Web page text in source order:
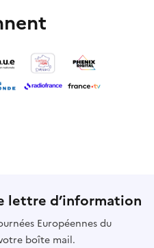
lettre d’information
Européennes du
boîte mail.